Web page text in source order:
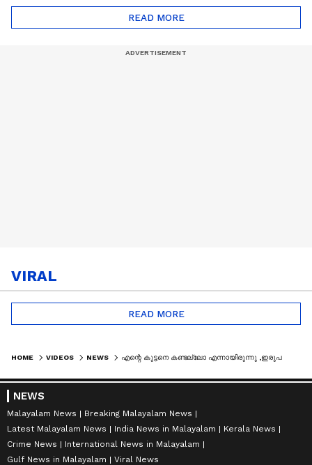
READ MORE
VIRAL
READ MORE
HOME VIDEOS NEWS
NEWS
Malayalam News
Breaking Malayalam News
Latest Malayalam News
India News in Malayalam
Kerala News
Crime News
International News in Malayalam
Gulf News in Malayalam
Viral News